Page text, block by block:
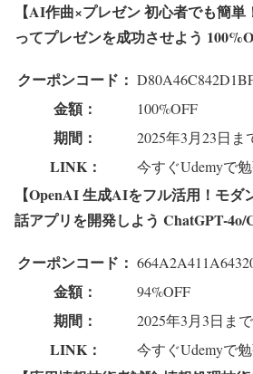
【AI作曲×プレゼン 初心者でも簡単
ってプレゼンを成功させよう
クーポンコード：
金額： 100%OFF
期間： 2025年3月23日ま
LINK： 今すぐUdemyで勉
【OpenAI 生成AIをフル活用！モ
話アプリを開発しよう ChatGPT-4o/
クーポンコード：
金額： 94%OFF
期間： 2025年3月3日まで
LINK： 今すぐUdemyで勉